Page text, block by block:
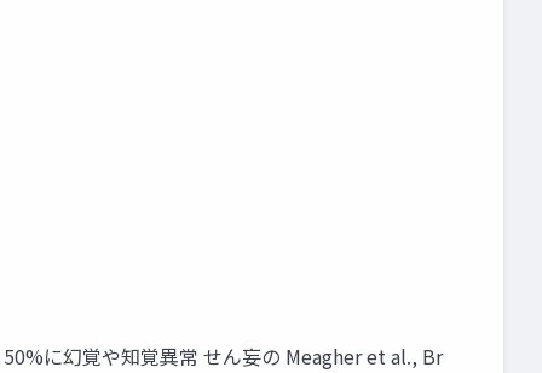
に幻覚や知覚異常 せん妄の Meagher et al., Br